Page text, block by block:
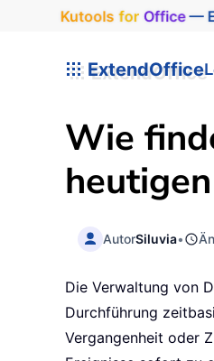
Kutools for Office—
ExtendOffice
Wie
AutorSiluvia•
Die Verwaltung von
Durchführung
Vergangenheit oder